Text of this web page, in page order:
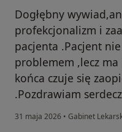
Dogłębny
profekcjonalizm i
pacjenta .Pacjent
problemem ,lecz
końca czuje się
.Pozdrawiam
31 maja 2026 • Gabinet